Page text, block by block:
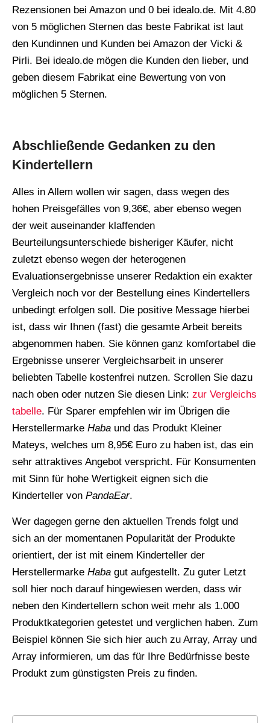
Rezensionen bei Amazon und 0 bei idealo.de. Mit 4.80
von 5 möglichen Sternen das beste Fabrikat ist laut
den Kundinnen und Kunden bei Amazon der Vicki &
Pirli. Bei idealo.de mögen die Kunden den lieber, und
geben diesem Fabrikat eine Bewertung von von
möglichen 5 Sternen.
Abschließende Gedanken zu den
Kindertellern
Alles in Allem wollen wir sagen, dass wegen des
hohen Preisgefälles von 9,36€, aber ebenso wegen
der weit auseinander klaffenden
Beurteilungsunterschiede bisheriger Käufer, nicht
zuletzt ebenso wegen der heterogenen
Evaluationsergebnisse unserer Redaktion ein exakter
Vergleich noch vor der Bestellung eines Kindertellers
unbedingt erfolgen soll. Die positive Message hierbei
ist, dass wir Ihnen (fast) die gesamte Arbeit bereits
abgenommen haben. Sie können ganz komfortabel die
Ergebnisse unserer Vergleichsarbeit in unserer
beliebten Tabelle kostenfrei nutzen. Scrollen Sie dazu
nach oben oder nutzen Sie diesen Link: zur Vergleichs
tabelle. Für Sparer empfehlen wir im Übrigen die
Herstellermarke Haba und das Produkt Kleiner
Mateys, welches um 8,95€ Euro zu haben ist, das ein
sehr attraktives Angebot verspricht. Für Konsumenten
mit Sinn für hohe Wertigkeit eignen sich die
Kinderteller von PandaEar.
Wer dagegen gerne den aktuellen Trends folgt und
sich an der momentanen Popularität der Produkte
orientiert, der ist mit einem Kinderteller der
Herstellermarke Haba gut aufgestellt. Zu guter Letzt
soll hier noch darauf hingewiesen werden, dass wir
neben den Kindertellern schon weit mehr als 1.000
Produktkategorien getestet und verglichen haben. Zum
Beispiel können Sie sich hier auch zu Array, Array und
Array informieren, um das für Ihre Bedürfnisse beste
Produkt zum günstigsten Preis zu finden.